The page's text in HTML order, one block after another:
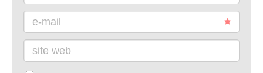
e-mail
site web